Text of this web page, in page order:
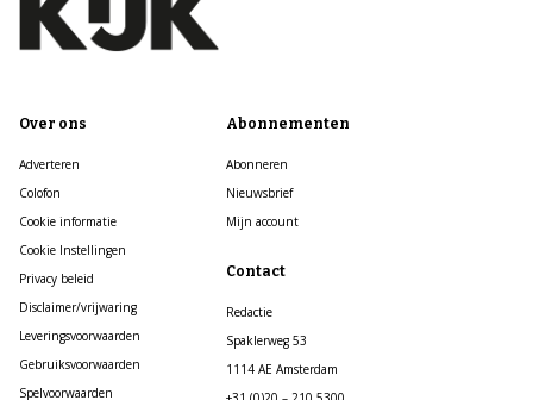
Over ons
Adverteren
Colofon
Cookie informatie
Cookie Instellingen
Privacy beleid
Disclaimer/vrijwaring
Leveringsvoorwaarden
Gebruiksvoorwaarden
Spelvoorwaarden
Abonnementen
Abonneren
Nieuwsbrief
Mijn account
Contact
Redactie
Spaklerweg 53
1114 AE Amsterdam